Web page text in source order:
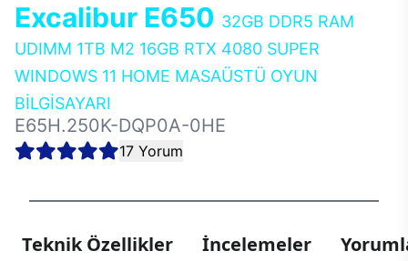
Excalibur E650 32GB DDR5 RAM
UDIMM 1TB M2 16GB RTX 4080 SUPER
WINDOWS 11 HOME MASAÜSTÜ OYUN
BİLGİSAYARI
E65H.250K-DQP0A-0HE
17 Yorum
Teknik Özellikler İncelemeler